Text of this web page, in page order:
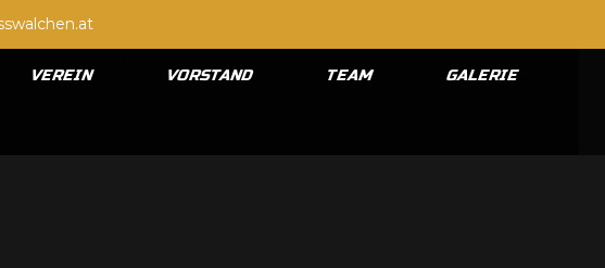
VEREIN VORSTAND TEAM GALERIE